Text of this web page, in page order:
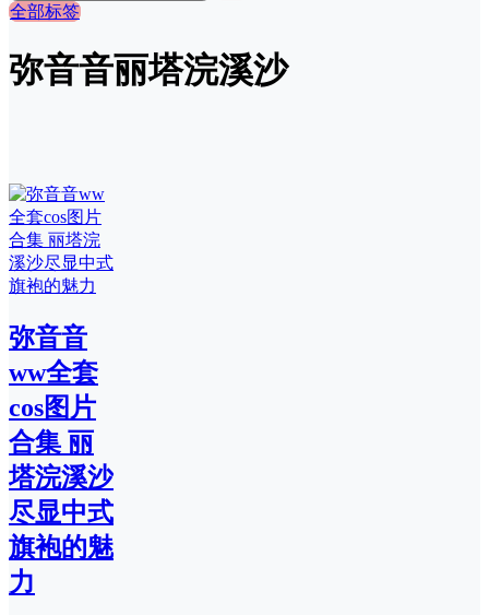
全部标签
弥音音丽塔浣溪沙
弥音音
ww全套
cos图片
合集 丽
塔浣溪沙
尽显中式
旗袍的魅
力